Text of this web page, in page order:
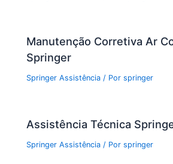
Manutenção Corretiva Ar
Springer
Springer Assistência / Porspringer
Assistência Técnica
Springer Assistência / Porspringer